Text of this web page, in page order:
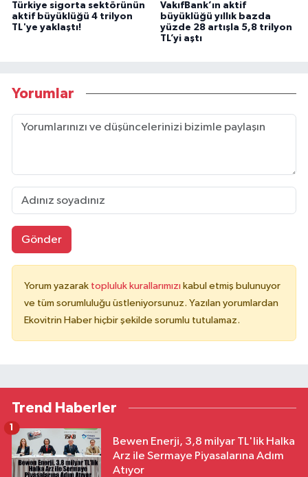
Türkiye sigorta sektörünün
aktif büyüklüğü 4 trilyon
TL'ye yaklaştı!
VakıfBank’ın aktif
büyüklüğü yıllık bazda
yüzde 28 artışla 5,8 trilyon
TL’yi aştı
Yorumlar
Gönder
Yorum yazarak topluluk kurallarımızı kabul etmiş bulunuyor
ve tüm sorumluluğu üstleniyorsunuz. Yazılan yorumlardan
Ekovitrin Haber hiçbir şekilde sorumlu tutulamaz.
Trend Haberler
Bewen Enerji, 3,8 milyar TL'lik Halka
Arz ile Sermaye Piyasalarına Adım
Atıyor
1